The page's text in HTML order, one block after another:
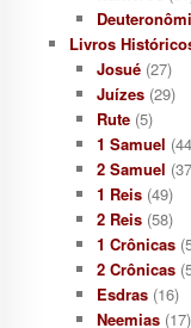
Livros
Josué(27)
Juízes(29)
Rute(5)
1 Samuel
2 Samuel
1 Reis(49)
2 Reis(58)
1 Crônicas
2 Crônicas
Esdras(16)
Neemias(17)